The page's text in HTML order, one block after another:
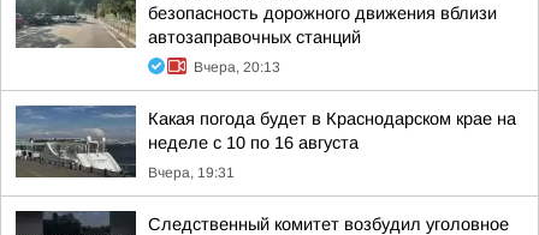
безопасность дорожного движения вблизи
автозаправочных станций
Вчера, 20:13
Какая погода будет в Краснодарском крае на
неделе с 10 по 16 августа
Вчера, 19:31
Следственный комитет возбудил уголовное